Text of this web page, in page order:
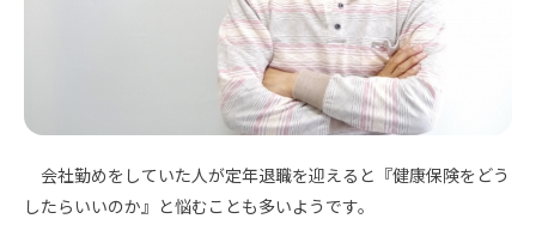
会社勤めをしていた人が定年退職を迎えると『健康保険をどう
したらいいのか』と悩むことも多いようです。